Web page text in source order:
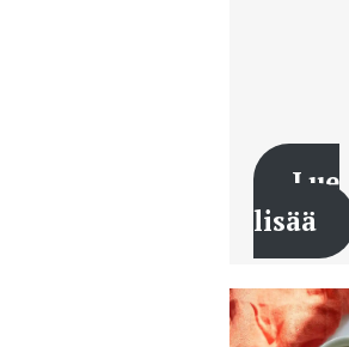
Lue
lisää